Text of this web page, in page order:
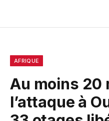
AFRIQUE
Au moins 20
l’attaque à